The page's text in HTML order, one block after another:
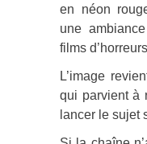
en néon
une
films
L’image
qui parvient à
lancer le sujet